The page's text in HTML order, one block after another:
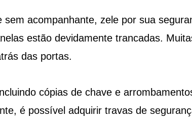
sem acompanhante, zele por sua
estão devidamente trancadas.
das portas.
cópias de chave e
é possível adquirir travas de